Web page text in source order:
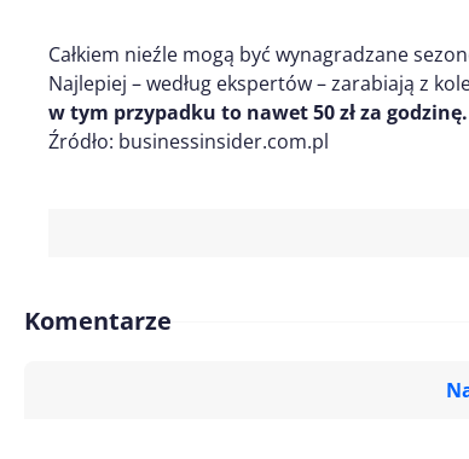
Całkiem nieźle mogą być wynagradzane
Najlepiej – według ekspertów – zarabiają z
w tym przypadku to nawet 50 zł za godzinę.
Źródło: businessinsider.com.pl
Komentarze